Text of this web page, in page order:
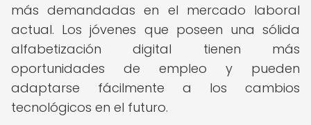
más demandadas en el mercado laboral
actual. Los jóvenes que poseen una sólida
alfabetización digital tienen más
oportunidades de empleo y pueden
adaptarse fácilmente a los cambios
tecnológicos en el futuro.